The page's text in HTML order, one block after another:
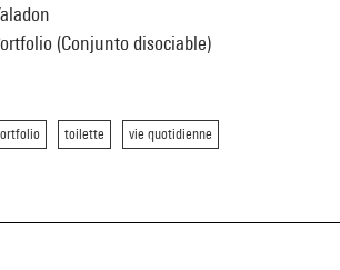
(Conjunto disociable)
toilette vie quotidienne